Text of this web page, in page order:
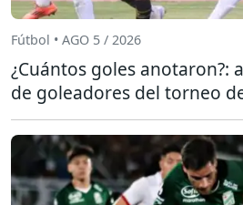
Fútbol • AGO 5 / 2026
¿Cuántos goles anotaron?:
de goleadores del torneo